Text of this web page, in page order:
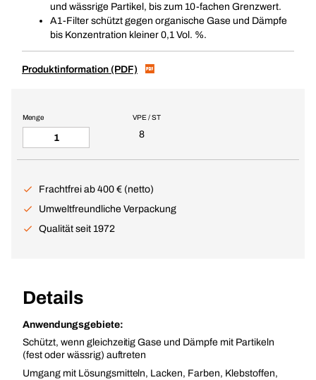
und wässrige Partikel, bis zum 10-fachen Grenzwert.
A1-Filter schützt gegen organische Gase und Dämpfe
bis Konzentration kleiner 0,1 Vol. %.
Produktinformation (PDF)
VPE / ST
8
Menge
Frachtfrei ab 400 € (netto)
Umweltfreundliche Verpackung
Qualität seit 1972
Details
Anwendungsgebiete:
Schützt, wenn gleichzeitig Gase und Dämpfe mit Partikeln
(fest oder wässrig) auftreten
Umgang mit Lösungsmitteln, Lacken, Farben, Klebstoffen,